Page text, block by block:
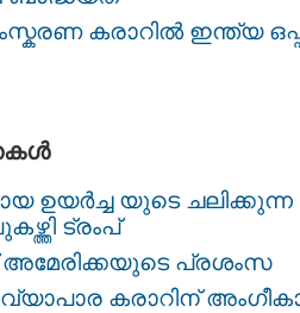
കരാറില്‍ ഇന്ത്യ
ഉയര്‍ച്ച യുടെ ചലിക്കുന്ന
ട്രംപ്
അമേരിക്കയുടെ പ്രശംസ
കരാറിന്